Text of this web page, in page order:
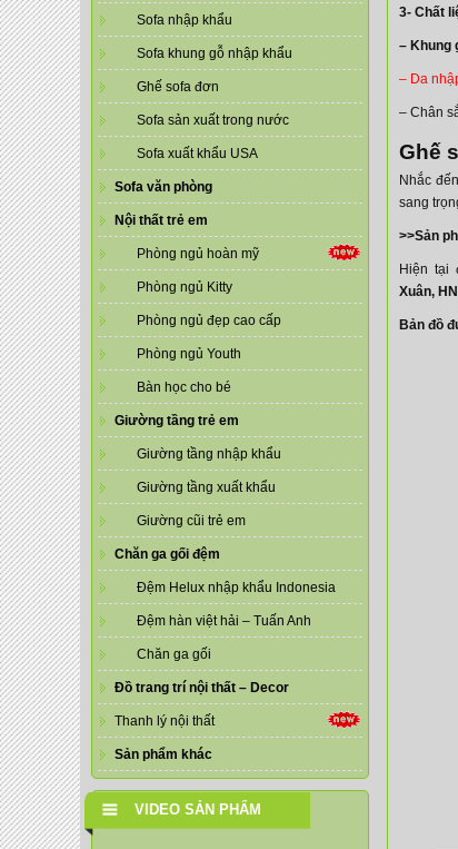
Sofa nhập khẩu
Sofa khung gỗ nhập khẩu
Ghế sofa đơn
Sofa sản xuất trong nước
Sofa xuất khẩu USA
Sofa văn phòng
Nội thất trẻ em
Phòng ngủ hoàn mỹ
Phòng ngủ Kitty
Phòng ngủ đẹp cao cấp
Phòng ngủ Youth
Bàn học cho bé
Giường tầng trẻ em
Giường tầng nhập khẩu
Giường tầng xuất khẩu
Giường cũi trẻ em
Chăn ga gối đệm
Đệm Helux nhập khẩu Indonesia
Đệm hàn việt hải – Tuấn Anh
Chăn ga gối
Đồ trang trí nội thất – Decor
Thanh lý nội thất
Sản phẩm khác
VIDEO SẢN PHẨM
3- Chất
– Khung
– Da
– Chân
Ghế
Nhắc
sang
>>Sản
Hiện tại
Xuân,
Bản đồ